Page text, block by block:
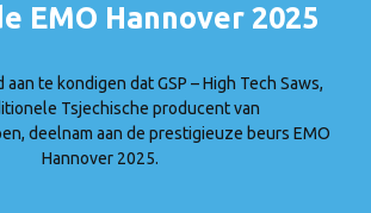
EMO Hannover 2025
te kondigen dat GSP – High Tech Saws,
Tsjechische producent van
deelnam aan de prestigieuze beurs EMO
Hannover 2025.